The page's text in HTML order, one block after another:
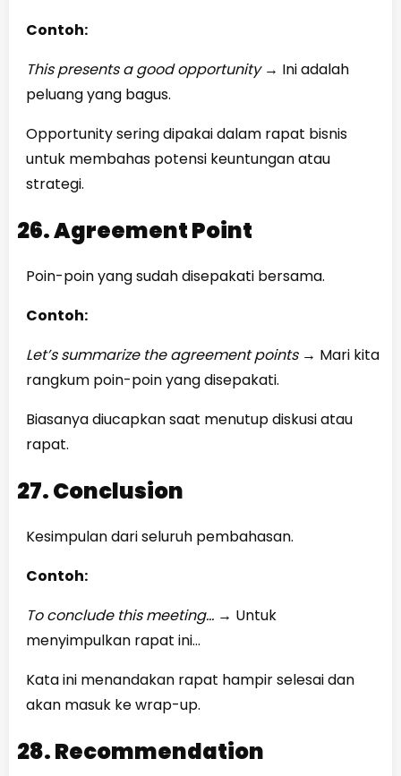
Contoh:
This presents a good opportunity → Ini adalah
peluang yang bagus.
Opportunity sering dipakai dalam rapat bisnis
untuk membahas potensi keuntungan atau
strategi.
26. Agreement Point
Poin-poin yang sudah disepakati bersama.
Contoh:
Let’s summarize the agreement points → Mari kita
rangkum poin-poin yang disepakati.
Biasanya diucapkan saat menutup diskusi atau
rapat.
27. Conclusion
Kesimpulan dari seluruh pembahasan.
Contoh:
To conclude this meeting… → Untuk
menyimpulkan rapat ini…
Kata ini menandakan rapat hampir selesai dan
akan masuk ke wrap-up.
28. Recommendation